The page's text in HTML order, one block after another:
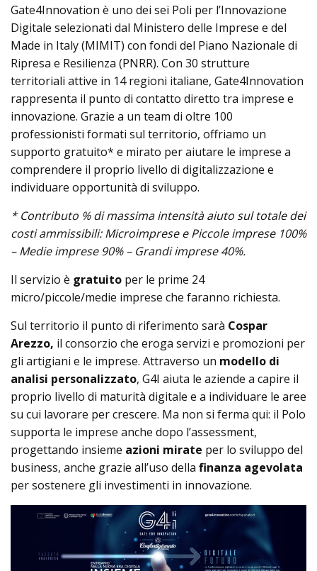
Gate4Innovation è uno dei sei Poli per l’Innovazione
Digitale selezionati dal Ministero delle Imprese e del
Made in Italy (MIMIT) con fondi del Piano Nazionale di
Ripresa e Resilienza (PNRR). Con 30 strutture
territoriali attive in 14 regioni italiane, Gate4Innovation
rappresenta il punto di contatto diretto tra imprese e
innovazione. Grazie a un team di oltre 100
professionisti formati sul territorio, offriamo un
supporto gratuito* e mirato per aiutare le imprese a
comprendere il proprio livello di digitalizzazione e
individuare opportunità di sviluppo.
* Contributo % di massima intensità aiuto sul totale dei
costi ammissibili:Microimprese e Piccole imprese 100%
– Medie imprese 90% – Grandi imprese 40%.
Il servizio è gratuito per le prime 24
micro/piccole/medie imprese che faranno richiesta.
Sul territorio il punto di riferimento sarà Cospar
Arezzo, il consorzio che eroga servizi e promozioni per
gli artigiani e le imprese. Attraverso un modello di
analisi personalizzato, G4I aiuta le aziende a capire il
proprio livello di maturità digitale e a individuare le aree
su cui lavorare per crescere. Ma non si ferma qui: il Polo
supporta le imprese anche dopo l’assessment,
progettando insieme azioni mirate per lo sviluppo del
business, anche grazie all’uso della finanza agevolata
per sostenere gli investimenti in innovazione.